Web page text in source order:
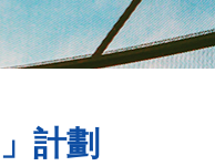
計劃